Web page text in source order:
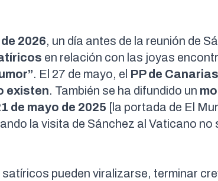
2026, un día antes de la reunión de
en relación con las joyas
. El 27 de mayo, el PP de Canarias
existen. También se ha difundido un
de mayo de 2025 [la portada de El
la visita de Sánchez al Vaticano no
pueden viralizarse, terminar